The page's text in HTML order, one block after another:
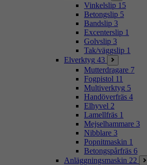
Vinkelslip 15
Betongslip 5
Bandslip 3
Excenterslip 1
Golvslip 3
Tak/väggslip 1
Elverktyg 43
Mutterdragare 7
Fogpistol 11
Multiverktyg 5
Handöverfräs 4
Elhyvel 2
Lamellfräs 1
Mejselhammare 3
Nibblare 3
Popnitmaskin 1
Betongspårfräs 6
Anläggningsmaskin 22